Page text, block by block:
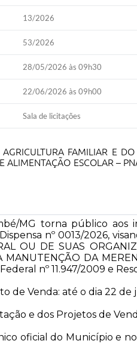
13/2026
53/2026
28/05/2026 às 09h30
22/06/2026 às 09h00
Sala de licitações
FAMILIAR E
ESCOLAR –
MG torna público aos
nº 0013/2026,
OU DE SUAS
MANUTENÇÃO DA
nº 11.947/2009 e
de Venda: até o dia 22
e dos Projetos de
oficial do Município e